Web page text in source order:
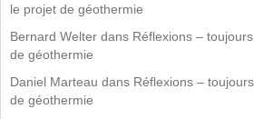
le projet de géothermie
Bernard Welter dans Réflexions –
de géothermie
Daniel Marteau dans Réflexions –
de géothermie